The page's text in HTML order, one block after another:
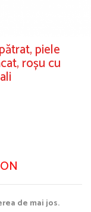
piele
roșu cu
de mai jos.